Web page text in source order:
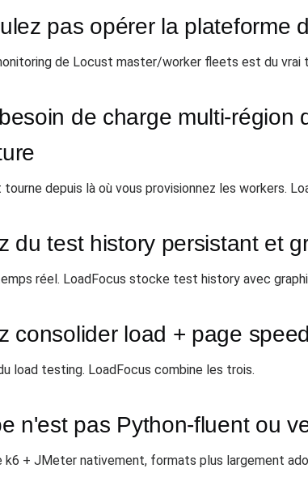
pas opérer la plateforme
de Locust master/worker fleets est du vrai
de charge multi-
depuis là où vous provisionnez les workers.
du test history persistant et
réel. LoadFocus stocke test history avec
consolider load + page
load testing. LoadFocus combine les trois.
n'est pas Python-fluent ou
k6 + JMeter nativement, formats plus largement